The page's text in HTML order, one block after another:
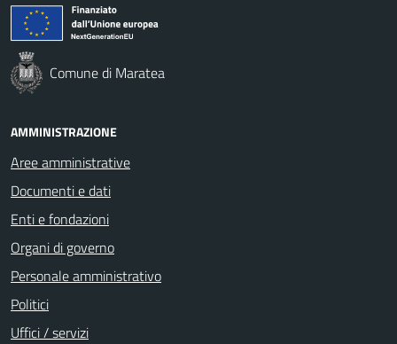
Comune di Maratea
AMMINISTRAZIONE
Aree amministrative
Documenti e dati
Enti e fondazioni
Organi di governo
Personale amministrativo
Politici
Uffici / servizi